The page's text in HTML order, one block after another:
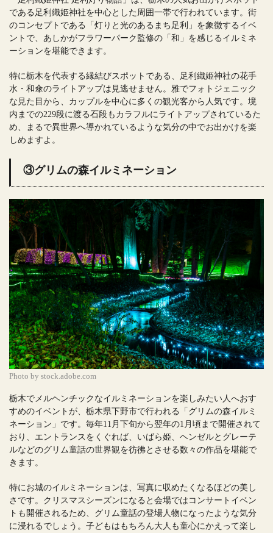
である足利織姫神社を中心とした周囲一帯で行われています。街
のコンセプトである「灯りと光のあるまち足利」を象徴するイベ
ントで、あしかがフラワーパーク監修の「和」を感じるイルミネ
ーションを堪能できます。
特に栃木を代表する縁結びスポットである、足利織姫神社の花手
水・和傘のライトアップは見逃せません。雅でフォトジェニック
な見た目から、カップルを中心に多くの観光客から人気です。境
内までの229段に渡る石段もカラフルにライトアップされているた
め、まるで異世界へ導かれているような気分の中でお出かけを楽
しめますよ。
③グリムの森イルミネーション
Photo by stock.adobe.com
栃木でメルヘンチックなイルミネーションを楽しみたい人へおす
すめのイベントが、栃木県下野市で行われる「グリムの森イルミ
ネーション」です。毎年11月下旬から翌年の1月頃まで開催されて
おり、エントランスをくぐれば、いばら姫、ヘンゼルとグレーテ
ルなどのグリム童話の世界観を彷彿とさせる数々の作品を堪能で
きます。
特にお城のイルミネーションは、写真に収めたくなるほどの美し
さです。クリスマスシーズンになると会場ではコンサートイベン
トも開催されるため、グリム童話の登場人物になったような気分
に浸れるでしょう。子どもはもちろん大人も童心にかえって楽し